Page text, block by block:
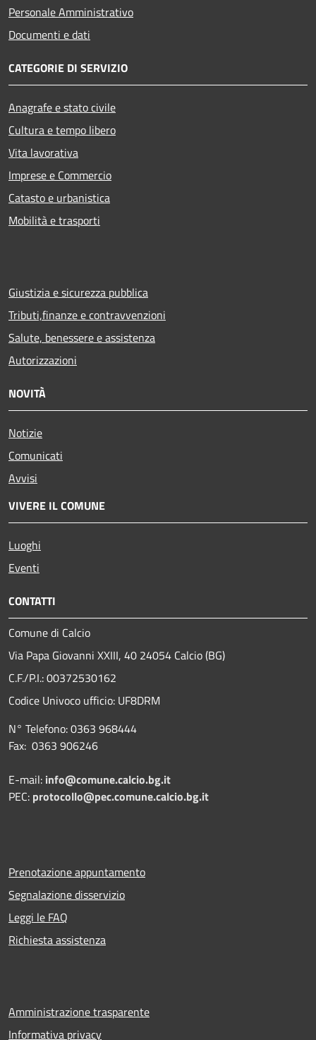
Personale Amministrativo
Documenti e dati
CATEGORIE DI SERVIZIO
Anagrafe e stato civile
Cultura e tempo libero
Vita lavorativa
Imprese e Commercio
Catasto e urbanistica
Mobilità e trasporti
Giustizia e sicurezza pubblica
Tributi,finanze e contravvenzioni
Salute, benessere e assistenza
Autorizzazioni
NOVITÀ
Notizie
Comunicati
Avvisi
VIVERE IL COMUNE
Luoghi
Eventi
CONTATTI
Comune di Calcio
Via Papa Giovanni XXIII, 40 24054 Calcio (BG)
C.F./P.I.: 00372530162
Codice Univoco ufficio: UF8DRM
N° Telefono: 0363 968444
Fax: 0363 906246
E-mail: info@comune.calcio.bg.it
PEC: protocollo@pec.comune.calcio.bg.it
Prenotazione appuntamento
Segnalazione disservizio
Leggi le FAQ
Richiesta assistenza
Amministrazione trasparente
Informativa privacy